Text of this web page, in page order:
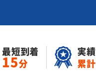
最短到着
15分
実績
累計